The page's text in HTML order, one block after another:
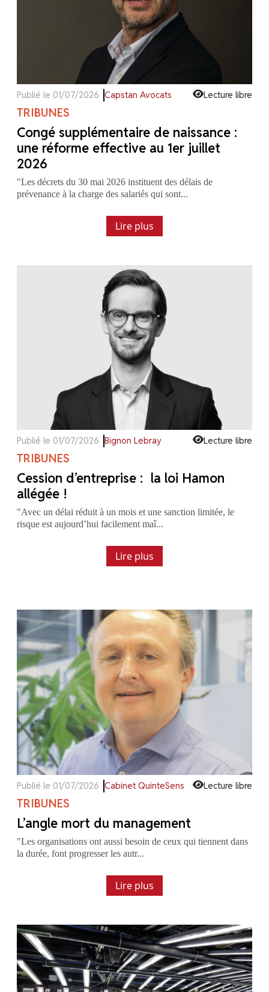
Publié le 01/07/2026 Capstan Avocats Lecture libre
TRIBUNES
Congé supplémentaire de naissance :
une réforme effective au 1er juillet
2026
"Les décrets du 30 mai 2026 instituent des délais de
prévenance à la charge des salariés qui sont...
Lire plus
Publié le 01/07/2026 Bignon Lebray Lecture libre
TRIBUNES
Cession d’entreprise : la loi Hamon
allégée !
"Avec un délai réduit à un mois et une sanction limitée, le
risque est aujourd’hui facilement maî...
Lire plus
Publié le 01/07/2026 Cabinet QuinteSens Lecture libre
TRIBUNES
L’angle mort du management
"Les organisations ont aussi besoin de ceux qui tiennent dans
la durée, font progresser les autr...
Lire plus